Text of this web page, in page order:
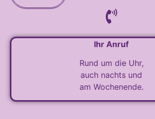
Ihr Anruf
Rund um die Uhr,
auch nachts und
am Wochenende.